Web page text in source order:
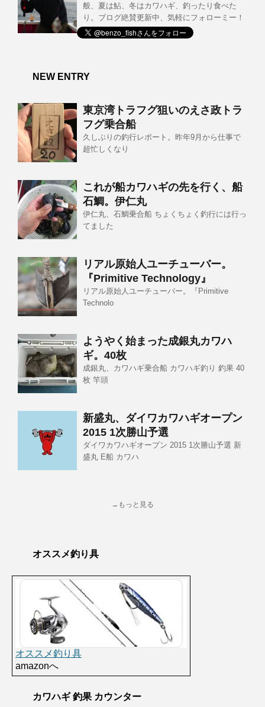
般、夏は鮎、冬はカワハギ、釣ったり食べた
り。ブログ絶賛更新中、気軽にフォローミー！
NEW ENTRY
東京湾トラフグ狙いのえさ政トラ
フグ乗合船
久しぶりの釣行レポート。昨年9月から仕事で
超忙しくなり
これが船カワハギの先を行く、船
石鯛。伊仁丸
伊仁丸、石鯛乗合船 ちょくちょく釣行には行っ
てました
リアル原始人ユーチューバー。
『Primitive Technology』
リアル原始人ユーチューバー。『Primitive
Technolo
ようやく始まった成銀丸カワハ
ギ。40枚
成銀丸、カワハギ乗合船 カワハギ釣り 釣果 40
枚 竿頭
新盛丸、ダイワカワハギオープン
2015 1次勝山予選
ダイワカワハギオープン 2015 1次勝山予選 新
盛丸 E船 カワハ
→もっと見る
オススメ釣り具
オススメ釣り具
amazonへ
カワハギ 釣果 カウンター